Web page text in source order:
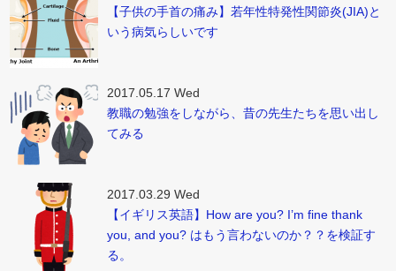
【子供の手首の痛み】若年性特発性関節炎(JIA)と
いう病気らしいです
2017.05.17 Wed
教職の勉強をしながら、昔の先生たちを思い出し
てみる
2017.03.29 Wed
【イギリス英語】How are you? I’m fine thank
you, and you? はもう言わないのか？？を検証す
る。